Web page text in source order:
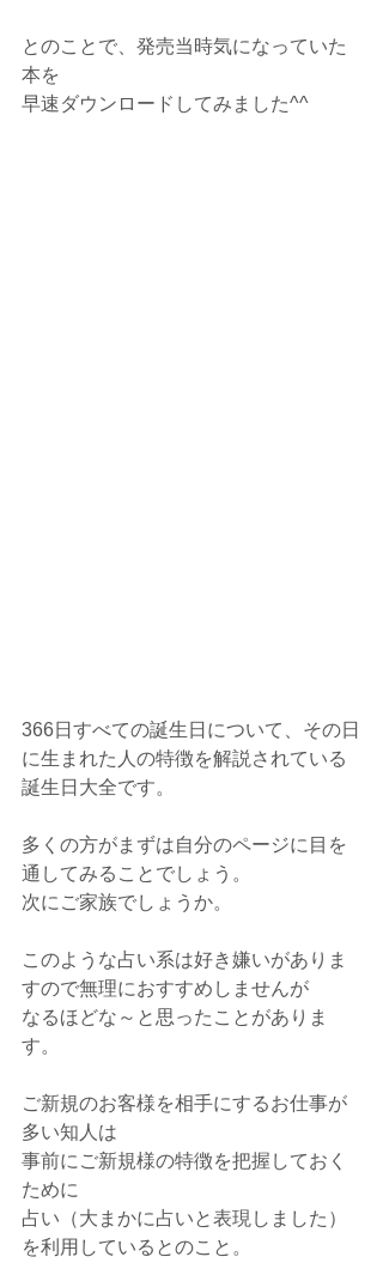
とのことで、発売当時気になっていた
本を
早速ダウンロードしてみました^^
366日すべての誕生日について、その日
に生まれた人の特徴を解説されている
誕生日大全です。
多くの方がまずは自分のページに目を
通してみることでしょう。
次にご家族でしょうか。
このような占い系は好き嫌いがありま
すので無理におすすめしませんが
なるほどな～と思ったことがありま
す。
ご新規のお客様を相手にするお仕事が
多い知人は
事前にご新規様の特徴を把握しておく
ために
占い（大まかに占いと表現しました）
を利用しているとのこと。